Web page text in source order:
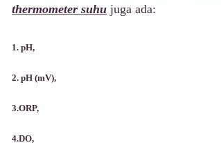
thermometer suhu juga ada:
1. pH,
2. pH (mV),
3.ORP,
4.DO,